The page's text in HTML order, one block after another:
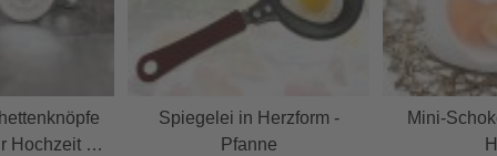
Hochzeit -
Spiegelei in Herzform -
Pfanne
Mini-